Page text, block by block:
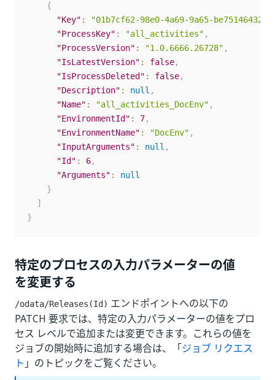
{
"Key" :
"01b7cf62-98e0-4a69-9a65-
"ProcessKey" : "all_activities" ,
"ProcessVersion" : "1.0.6666.26728" ,
"IsLatestVersion" : false,
"IsProcessDeleted" : false,
"Description" : null ,
"Name" : "all_activities_DocEnv" ,
"EnvironmentId" : 7,
"EnvironmentName" : "DocEnv" ,
"InputArguments" : null ,
"Id" : 6,
"Arguments" :
null
}
]
}
特定のプロセスの入力パラメーターの値
を変更する
/odata/Releases(Id) エンドポイントへの以下の
PATCH 要求では、特定の入力パラメーターの値をプロ
セス レベルで追加または変更できます。これらの値を
ジョブの開始時に追加する場合は、「ジョブ リクエス
ト 」のトピックをご覧ください。